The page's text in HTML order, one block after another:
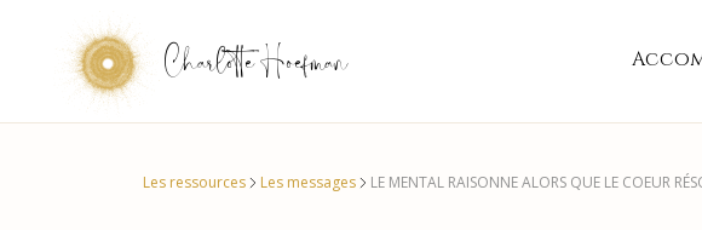
Charlotte Hoefman
Les ressources Les messages LE MENTAL RAISONNE ALORS QUE LE COEUR